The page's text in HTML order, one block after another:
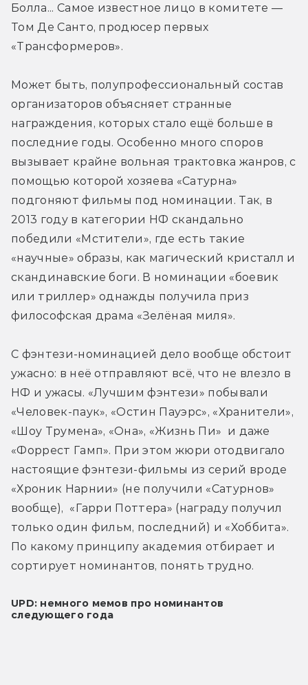
Болла... Самое известное лицо в комитете —
Том Де Санто, продюсер первых
«Трансформеров».
Может быть, полупрофессиональный состав
организаторов объясняет странные
награждения, которых стало ещё больше в
последние годы. Особенно много споров
вызывает крайне вольная трактовка жанров, с
помощью которой хозяева «Сатурна»
подгоняют фильмы под номинации. Так, в
2013 году в категории НФ скандально
победили «Мстители», где есть такие
«научные» образы, как магический кристалл и
скандинавские боги. В номинации «боевик
или триллер» однажды получила приз
философская драма «Зелёная миля».
С фэнтези-номинацией дело вообще обстоит
ужасно: в неё отправляют всё, что не влезло в
НФ и ужасы. «Лучшим фэнтези» побывали
«Человек-паук», «Остин Пауэрс», «Хранители»,
«Шоу Трумена», «Она», «Жизнь Пи»  и даже
«Форрест Гамп». При этом жюри отодвигало
настоящие фэнтези-фильмы из серий вроде
«Хроник Нарнии» (не получили «Сатурнов»
вообще),  «Гарри Поттера» (награду получил
только один фильм, последний) и «Хоббита».
По какому принципу академия отбирает и
сортирует номинантов, понять трудно.
UPD: немного мемов про номинантов
следующего года